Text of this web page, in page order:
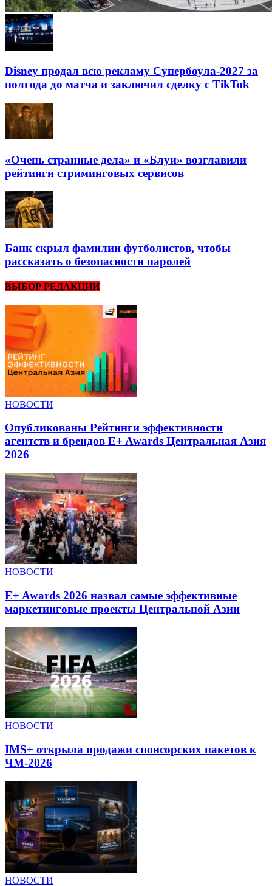
Disney продал всю рекламу Супербоула-2027 за
полгода до матча и заключил сделку с TikTok
«Очень странные дела» и «Блуи» возглавили
рейтинги стриминговых сервисов
Банк скрыл фамилии футболистов, чтобы
рассказать о безопасности паролей
ВЫБОР РЕДАКЦИИ
НОВОСТИ
Опубликованы Рейтинги эффективности
агентств и брендов E+ Awards Центральная Азия
2026
НОВОСТИ
E+ Awards 2026 назвал самые эффективные
маркетинговые проекты Центральной Азии
НОВОСТИ
IMS+ открыла продажи спонсорских пакетов к
ЧМ-2026
НОВОСТИ